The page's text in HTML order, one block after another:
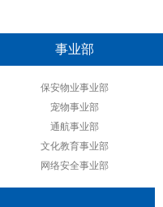
事业部
保安物业事业部
宠物事业部
通航事业部
文化教育事业部
网络安全事业部